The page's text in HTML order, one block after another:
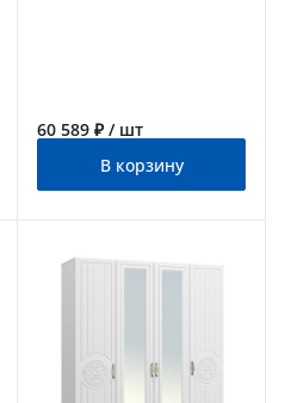
60 589 ₽ / шт
В корзину